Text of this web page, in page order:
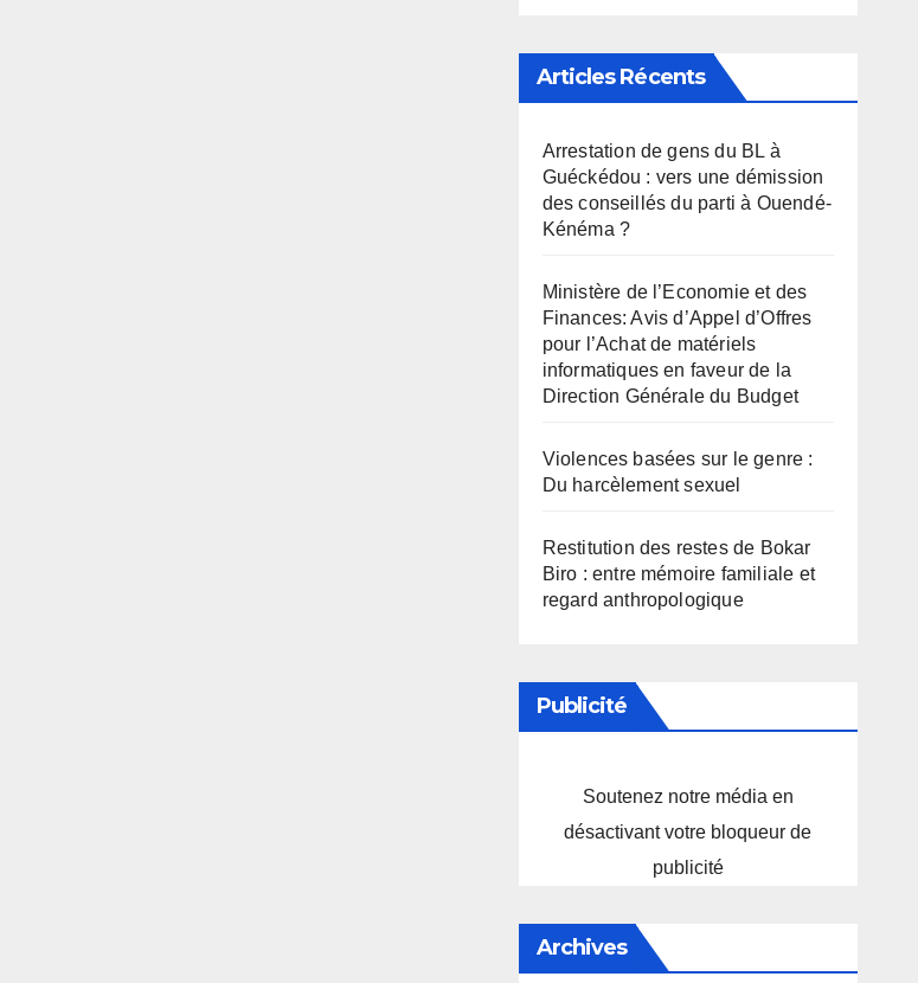
Articles Récents
Arrestation de gens du BL à
Guéckédou : vers une démission
des conseillés du parti à Ouendé-
Kénéma ?
Ministère de l’Economie et des
Finances: Avis d’Appel d’Offres
pour l’Achat de matériels
informatiques en faveur de la
Direction Générale du Budget
Violences basées sur le genre :
Du harcèlement sexuel
Restitution des restes de Bokar
Biro : entre mémoire familiale et
regard anthropologique
Publicité
Soutenez notre média en
désactivant votre bloqueur de
publicité
Archives